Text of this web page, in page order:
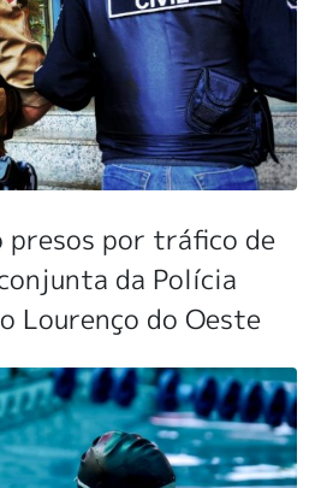
presos por tráfico de
da Polícia
Lourenço do Oeste